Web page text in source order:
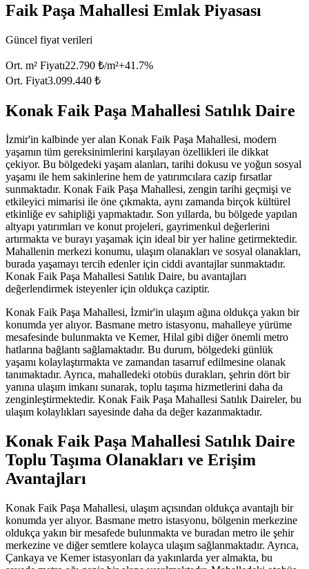
Faik Paşa Mahallesi Emlak Piyasası
Güncel fiyat verileri
Ort. m² Fiyatı22.790 ₺/m²+41.7%
Ort. Fiyat3.099.440 ₺
Konak Faik Paşa Mahallesi Satılık Daire
İzmir'in kalbinde yer alan Konak Faik Paşa Mahallesi, modern
yaşamın tüm gereksinimlerini karşılayan özellikleri ile dikkat
çekiyor. Bu bölgedeki yaşam alanları, tarihi dokusu ve yoğun sosyal
yaşamı ile hem sakinlerine hem de yatırımcılara cazip fırsatlar
sunmaktadır. Konak Faik Paşa Mahallesi, zengin tarihi geçmişi ve
etkileyici mimarisi ile öne çıkmakta, aynı zamanda birçok kültürel
etkinliğe ev sahipliği yapmaktadır. Son yıllarda, bu bölgede yapılan
altyapı yatırımları ve konut projeleri, gayrimenkul değerlerini
artırmakta ve burayı yaşamak için ideal bir yer haline getirmektedir.
Mahallenin merkezi konumu, ulaşım olanakları ve sosyal olanakları,
burada yaşamayı tercih edenler için ciddi avantajlar sunmaktadır.
Konak Faik Paşa Mahallesi Satılık Daire, bu avantajları
değerlendirmek isteyenler için oldukça caziptir.
Konak Faik Paşa Mahallesi, İzmir'in ulaşım ağına oldukça yakın bir
konumda yer alıyor. Basmane metro istasyonu, mahalleye yürüme
mesafesinde bulunmakta ve Kemer, Hilal gibi diğer önemli metro
hatlarına bağlantı sağlamaktadır. Bu durum, bölgedeki günlük
yaşamı kolaylaştırmakta ve zamandan tasarruf edilmesine olanak
tanımaktadır. Ayrıca, mahalledeki otobüs durakları, şehrin dört bir
yanına ulaşım imkanı sunarak, toplu taşıma hizmetlerini daha da
zenginleştirmektedir. Konak Faik Paşa Mahallesi Satılık Daireler, bu
ulaşım kolaylıkları sayesinde daha da değer kazanmaktadır.
Konak Faik Paşa Mahallesi Satılık Daire
Toplu Taşıma Olanakları ve Erişim
Avantajları
Konak Faik Paşa Mahallesi, ulaşım açısından oldukça avantajlı bir
konumda yer alıyor. Basmane metro istasyonu, bölgenin merkezine
oldukça yakın bir mesafede bulunmakta ve buradan metro ile şehir
merkezine ve diğer semtlere kolayca ulaşım sağlanmaktadır. Ayrıca,
Çankaya ve Kemer istasyonları da yakınlarda yer almakta, bu